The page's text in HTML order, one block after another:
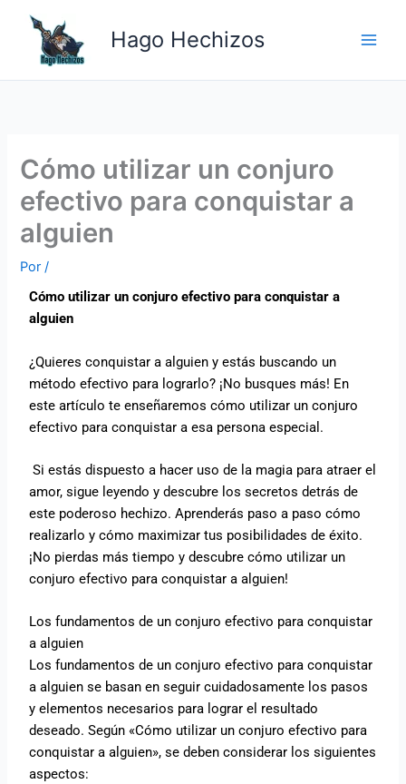
contenido
Hago Hechizos
Cómo utilizar un conjuro
efectivo para conquistar a
alguien
Por/
Cómo utilizar un conjuro efectivo para conquistar a
alguien
¿Quieres conquistar a alguien y estás buscando un
método efectivo para lograrlo? ¡No busques más! En
este artículo te enseñaremos cómo utilizar un conjuro
efectivo para conquistar a esa persona especial.
Si estás dispuesto a hacer uso de la magia para atraer el
amor, sigue leyendo y descubre los secretos detrás de
este poderoso hechizo. Aprenderás paso a paso cómo
realizarlo y cómo maximizar tus posibilidades de éxito.
¡No pierdas más tiempo y descubre cómo utilizar un
conjuro efectivo para conquistar a alguien!
Los fundamentos de un conjuro efectivo para conquistar
a alguien
Los fundamentos de un conjuro efectivo para conquistar
a alguien se basan en seguir cuidadosamente los pasos
y elementos necesarios para lograr el resultado
deseado. Según «Cómo utilizar un conjuro efectivo para
conquistar a alguien», se deben considerar los siguientes
aspectos: